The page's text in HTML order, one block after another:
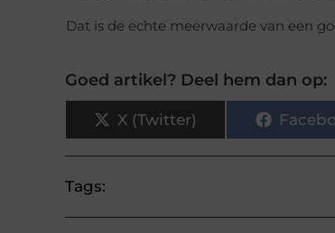
Dat is de echte meerwaarde van een
Goed artikel? Deel hem dan op:
X (Twitter)
Tags: